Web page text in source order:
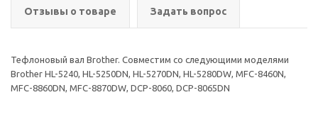
Отзывы о товаре Задать вопрос
Тефлоновый вал Brother. Совместим со следующими моделями
Brother HL-5240, HL-5250DN, HL-5270DN, HL-5280DW, MFC-8460N,
MFC-8860DN, MFC-8870DW, DCP-8060, DCP-8065DN